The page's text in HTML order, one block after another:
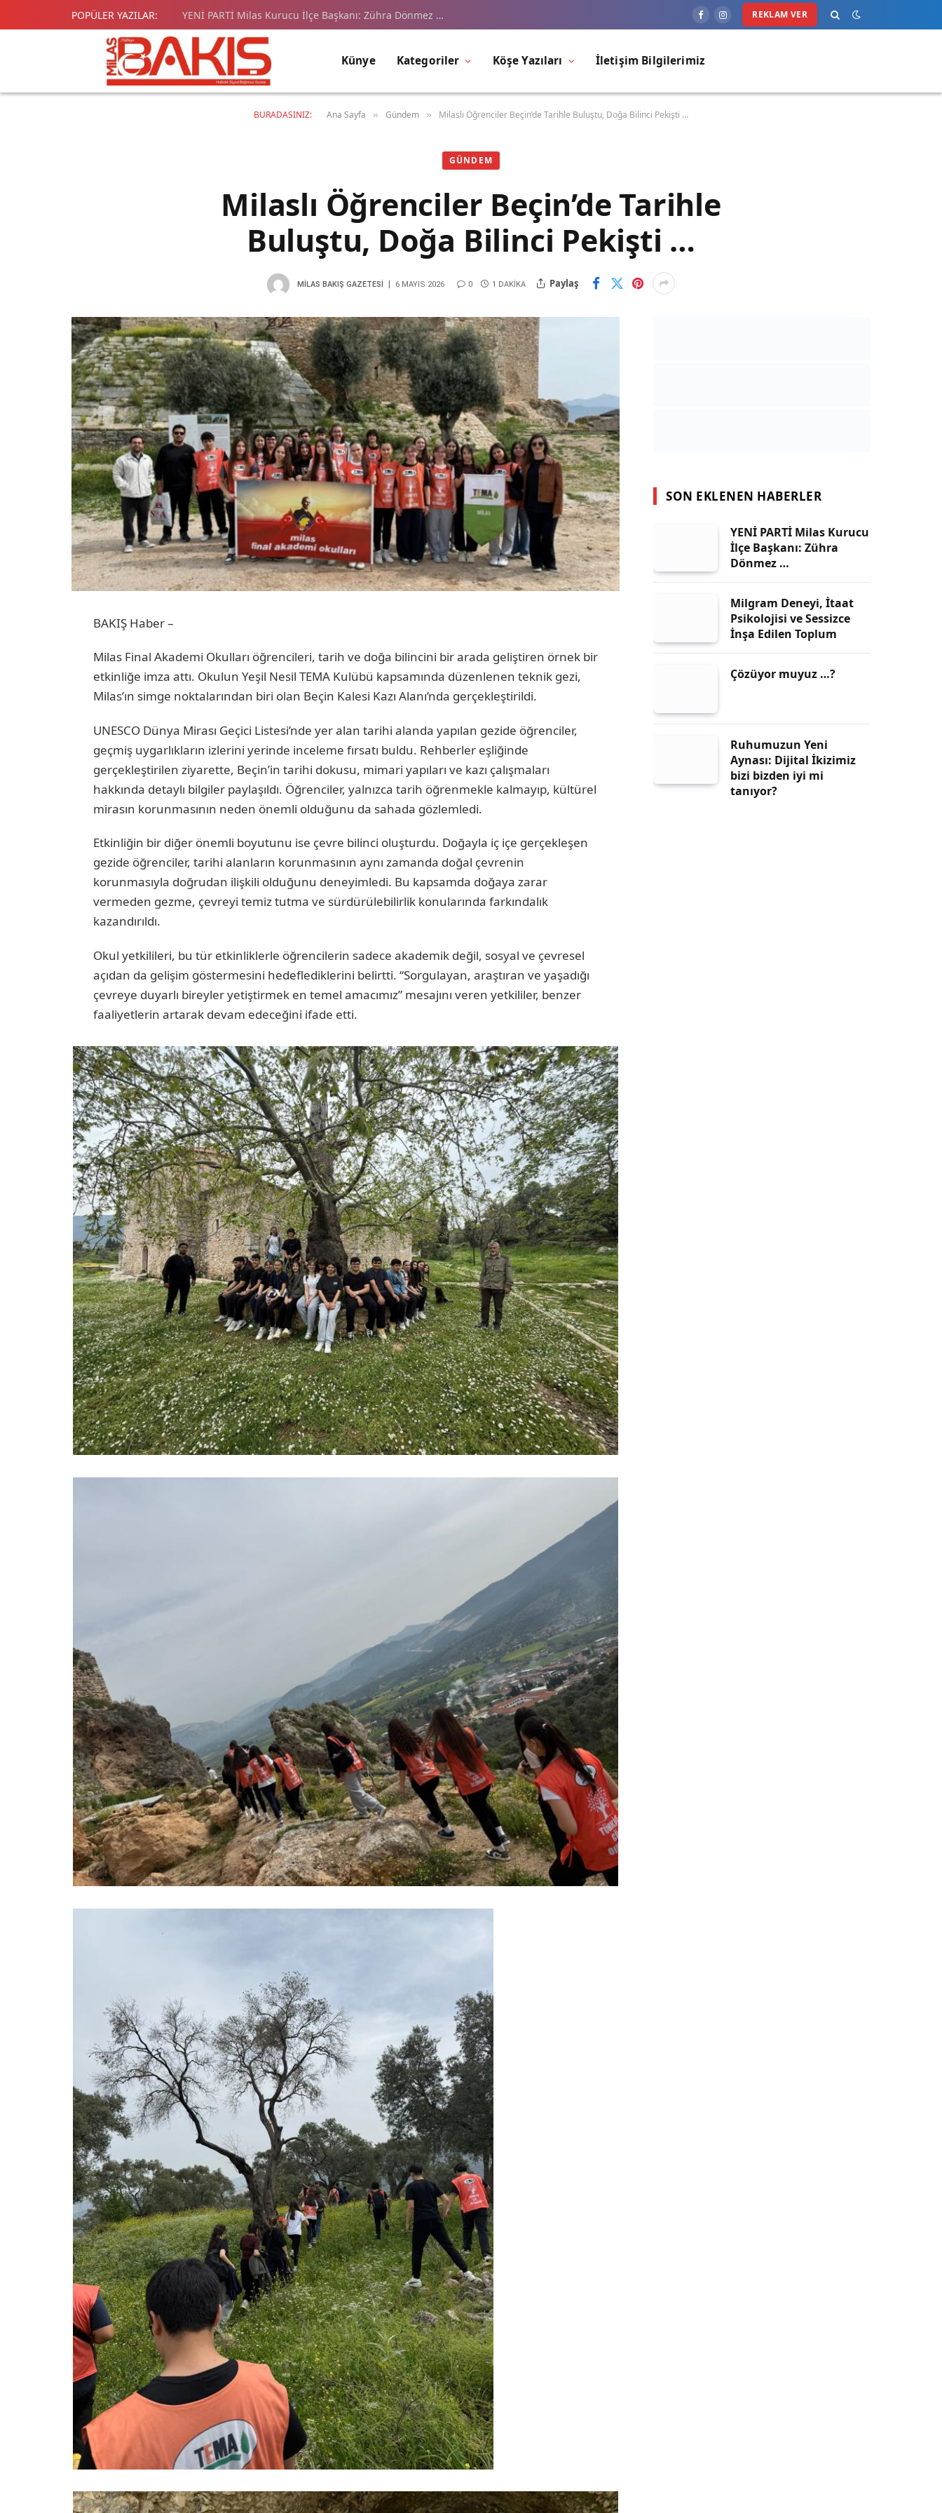
POPÜLER YAZILAR: YENİ PARTİ Milas Kurucu İlçe Başkanı: Zühra Dönmez … FacebookInstagramREKLAM VER
Künye Kategoriler Köşe Yazıları İletişim Bilgilerimiz
BURADASINIZ: Ana Sayfa » Gündem » Milaslı Öğrenciler Beçin’de Tarihle Buluştu, Doğa Bilinci Pekişti …
GÜNDEM
Milaslı Öğrenciler Beçin’de Tarihle
Buluştu, Doğa Bilinci Pekişti …
MILAS BAKIŞ GAZETESI 6 MAYIS 2026 0 1 DAKIKA Paylaş
BAKIŞ Haber –
Milas Final Akademi Okulları öğrencileri, tarih ve doğa bilincini bir arada geliştiren örnek bir
etkinliğe imza attı. Okulun Yeşil Nesil TEMA Kulübü kapsamında düzenlenen teknik gezi,
Milas’ın simge noktalarından biri olan Beçin Kalesi Kazı Alanı’nda gerçekleştirildi.
UNESCO Dünya Mirası Geçici Listesi’nde yer alan tarihi alanda yapılan gezide öğrenciler,
geçmiş uygarlıkların izlerini yerinde inceleme fırsatı buldu. Rehberler eşliğinde
gerçekleştirilen ziyarette, Beçin’in tarihi dokusu, mimari yapıları ve kazı çalışmaları
hakkında detaylı bilgiler paylaşıldı. Öğrenciler, yalnızca tarih öğrenmekle kalmayıp, kültürel
mirasın korunmasının neden önemli olduğunu da sahada gözlemledi.
Etkinliğin bir diğer önemli boyutunu ise çevre bilinci oluşturdu. Doğayla iç içe gerçekleşen
gezide öğrenciler, tarihi alanların korunmasının aynı zamanda doğal çevrenin
korunmasıyla doğrudan ilişkili olduğunu deneyimledi. Bu kapsamda doğaya zarar
vermeden gezme, çevreyi temiz tutma ve sürdürülebilirlik konularında farkındalık
kazandırıldı.
Okul yetkilileri, bu tür etkinliklerle öğrencilerin sadece akademik değil, sosyal ve çevresel
açıdan da gelişim göstermesini hedeflediklerini belirtti. “Sorgulayan, araştıran ve yaşadığı
çevreye duyarlı bireyler yetiştirmek en temel amacımız” mesajını veren yetkililer, benzer
faaliyetlerin artarak devam edeceğini ifade etti.
SON EKLENEN HABERLER
YENİ PARTİ Milas Kurucu
İlçe Başkanı: Zühra
Dönmez …
Milgram Deneyi, İtaat
Psikolojisi ve Sessizce
İnşa Edilen Toplum
Çözüyor muyuz …?
Ruhumuzun Yeni
Aynası: Dijital İkizimiz
bizi bizden iyi mi
tanıyor?